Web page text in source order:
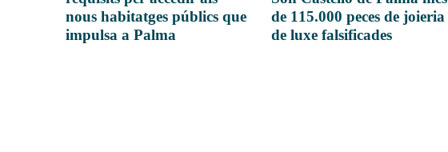
nous habitatges públics que
impulsa a Palma
de 115.000 peces de joieria
de luxe falsificades